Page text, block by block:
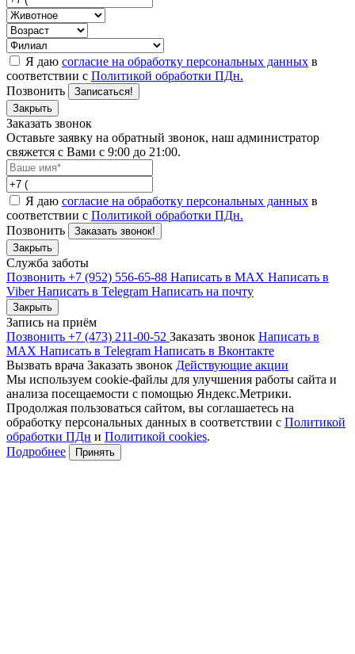
Я даю согласие на обработку персональных данных в
соответствии с Политикой обработки ПДн.
Позвонить
Записаться!
Закрыть
Заказать звонок
Оставьте заявку на обратный звонок, наш администратор
свяжется с Вами с 9:00 до 21:00.
Я даю согласие на обработку персональных данных в
соответствии с Политикой обработки ПДн.
Позвонить
Заказать звонок!
Закрыть
Служба заботы
Позвонить +7 (952) 556-65-88 Написать в MAX Написать в
ViberНаписать в Telegram Написать на почту
Закрыть
Запись на приём
Позвонить +7 (473) 211-00-52 Заказать звонок Написать в
MAX Написать в Telegram Написать в Вконтакте
Вызвать врача Заказать звонок Действующие акции
Мы используем cookie-файлы для улучшения работы сайта и
анализа посещаемости с помощью Яндекс.Метрики.
Продолжая пользоваться сайтом, вы соглашаетесь на
обработку персональных данных в соответствии с Политикой
обработки ПДн и Политикой cookies.
Подробнее
Принять